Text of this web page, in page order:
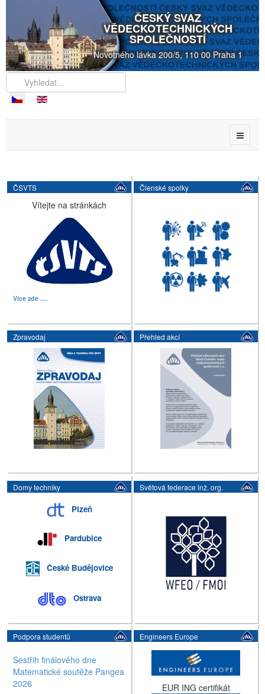
ČESKÝ SVAZ
VĚDECKOTECHNICKÝCH
SPOLEČNOSTÍ
Novotného lávka 200/5, 110 00 Praha 1
ČSVTS
Vítejte na stránkách
Více zde ....
Zpravodaj
Členské spolky
Přehled akcí
Domy techniky
Plzeň
Pardubice
České Budějovice
Ostrava
Podpora studentů
Sestřih finálového dne
Matematické soutěže Pangea
2026
Světová federace inž. org.
Engineers Europe
EUR ING certifikát